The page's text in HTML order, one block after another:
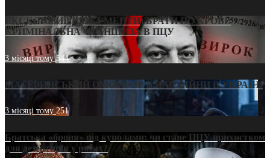
ЕКСКЛЮЗИВ (ДОКУМЕНТИ)/БРАТИ ПО КРОВІ:
КРИМІНАЛЬНА ФРАНШИЗА В ПЦУ
3 місяці тому544
МАТЕРИНСЬКИЙ ОМОРФОР В ЧАС ВІЙНИ В УКРАЇНІ
3 місяці тому251
Братська «броня» під куполами: чи стане ПЦУ прихистком
для дезертирів у рясах?